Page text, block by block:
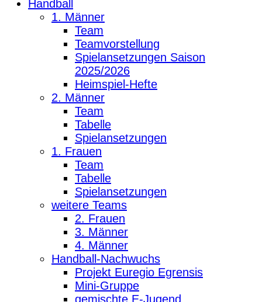
Handball
1. Männer
Team
Teamvorstellung
Spielansetzungen Saison
2025/2026
Heimspiel-Hefte
2. Männer
Team
Tabelle
Spielansetzungen
1. Frauen
Team
Tabelle
Spielansetzungen
weitere Teams
2. Frauen
3. Männer
4. Männer
Handball-Nachwuchs
Projekt Euregio Egrensis
Mini-Gruppe
gemischte E-Jugend